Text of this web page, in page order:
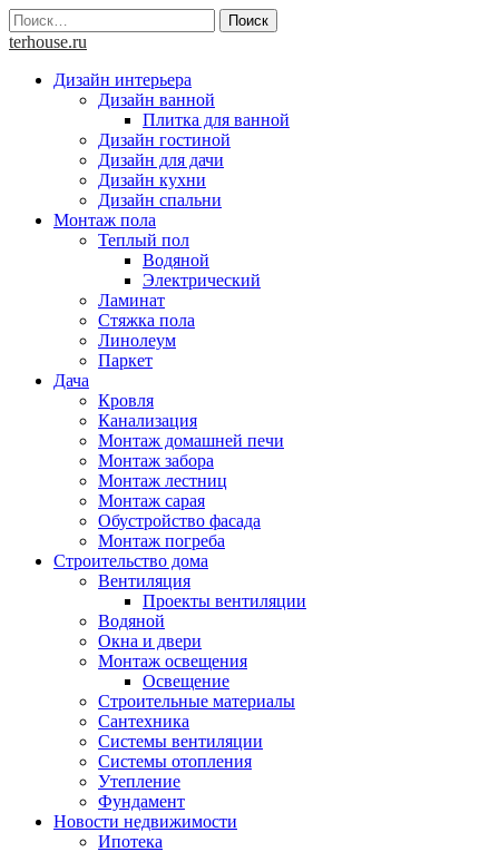
Skip
to
Найти:
terhouse.ru
Дизайн интерьера
Дизайн ванной
Плитка для ванной
Дизайн гостиной
Дизайн для дачи
Дизайн кухни
Дизайн спальни
Монтаж пола
Теплый пол
Водяной
Электрический
Ламинат
Стяжка пола
Линолеум
Паркет
Дача
Кровля
Канализация
Монтаж домашней печи
Монтаж забора
Монтаж лестниц
Монтаж сарая
Обустройство фасада
Монтаж погреба
Строительство дома
Вентиляция
Проекты вентиляции
Водяной
Окна и двери
Монтаж освещения
Освещение
Строительные материалы
Сантехника
Системы вентиляции
Системы отопления
Утепление
Фундамент
Новости недвижимости
Ипотека